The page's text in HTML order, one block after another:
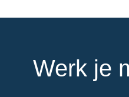
Werk je